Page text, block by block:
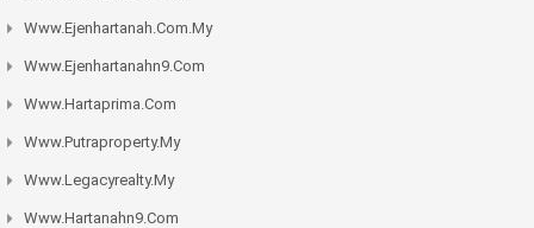
Www.ejenhartanah.com.my
Www.ejenhartanahn9.com
Www.hartaprima.com
Www.putraproperty.my
Www.legacyrealty.my
Www.hartanahn9.com